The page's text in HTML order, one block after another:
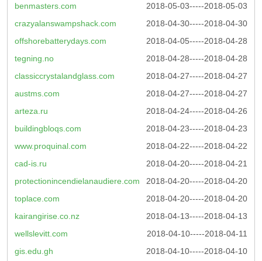
2018-05-03-----2018-05-03
benmasters.com
2018-04-30-----2018-04-30
crazyalanswampshack.com
2018-04-05-----2018-04-28
offshorebatterydays.com
2018-04-28-----2018-04-28
tegning.no
2018-04-27-----2018-04-27
classiccrystalandglass.com
2018-04-27-----2018-04-27
austms.com
2018-04-24-----2018-04-26
arteza.ru
2018-04-23-----2018-04-23
buildingbloqs.com
2018-04-22-----2018-04-22
www.proquinal.com
2018-04-20-----2018-04-21
cad-is.ru
2018-04-20-----2018-04-20
protectionincendielanaudiere.com
2018-04-20-----2018-04-20
toplace.com
2018-04-13-----2018-04-13
kairangirise.co.nz
2018-04-10-----2018-04-11
wellslevitt.com
2018-04-10-----2018-04-10
gis.edu.gh